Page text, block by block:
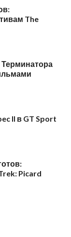
The
II в GT Sport
Picard